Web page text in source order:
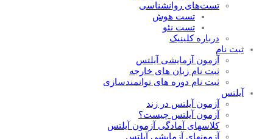
تست‌های روانشناسی
تست هوش
تست‌ نئو
درباره کلینیک
ثبت نام
آزمون آزمایشی آیلتس
ثبت نام زبان های خارجه
ثبت نام دوره های توانمندسازی
آیلتس
آزمون آیلتس در زند
آزمون آیلتس چیست؟
کلاسهای آمادگی آزمون آیلتس
آزمونهای آزمایشی آیلتس